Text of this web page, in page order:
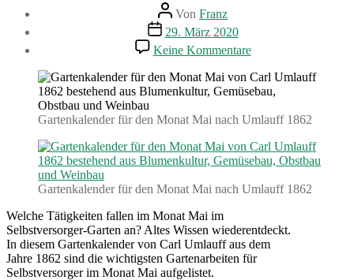
Beitragsautor
Von Franz
Beitragsdatum
29. März 2020
Keine Kommentarezu
Gartenarbeiten
im
Mai.
(1862)
Gartenkalender für den Monat Mai nach Umlauff 1862
Gartenkalender für den Monat Mai nach Umlauff 1862
Welche Tätigkeiten fallen im Monat Mai im
Selbstversorger-Garten an? Altes Wissen wiederentdeckt.
In diesem Gartenkalender von Carl Umlauff aus dem
Jahre 1862 sind die wichtigsten Gartenarbeiten für
Selbstversorger im Monat Mai aufgelistet.